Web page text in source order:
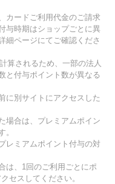
カードご利用代金のご請求
与時期はショップごとに異
細ページにてご確認くださ
算されるため、一部の法人
と付与ポイント数が異なる
に別サイトにアクセスした
場合は、プレミアムポイン
。
レミアムポイント付与の対
は、1回のご利用ごとにポ
セスしてください。